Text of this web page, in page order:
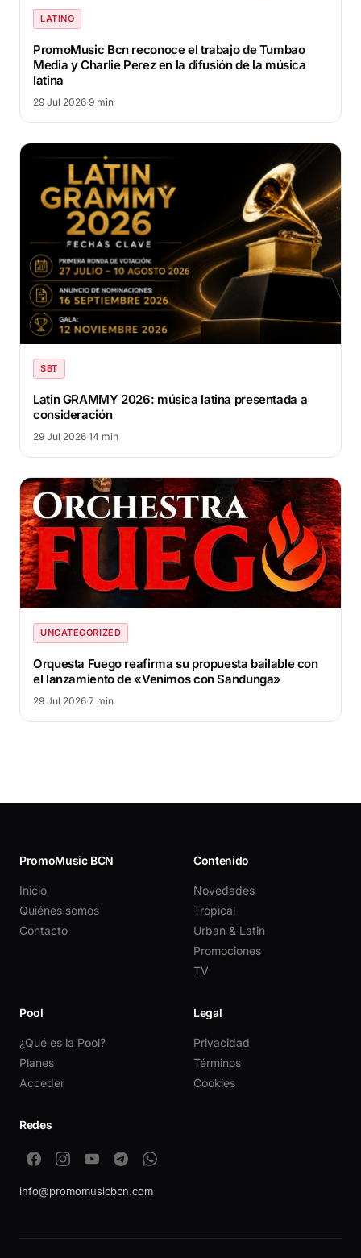
LATINO
PromoMusic Bcn reconoce el trabajo de Tumbao
Media y Charlie Perez en la difusión de la música
latina
29 Jul 2026·9 min
SBT
Latin GRAMMY 2026: música latina presentada a
consideración
29 Jul 2026·14 min
UNCATEGORIZED
Orquesta Fuego reafirma su propuesta bailable con
el lanzamiento de «Venimos con Sandunga»
29 Jul 2026·7 min
PromoMusic BCN
Inicio
Quiénes somos
Contacto
Contenido
Novedades
Tropical
Urban & Latin
Promociones
TV
Pool
¿Qué es la Pool?
Planes
Acceder
Legal
Privacidad
Términos
Cookies
Redes
info@promomusicbcn.com